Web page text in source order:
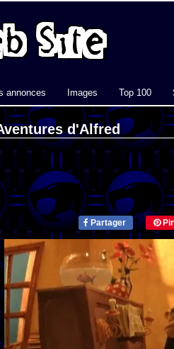
annonces Images Top 100
d'Alfred
Partager